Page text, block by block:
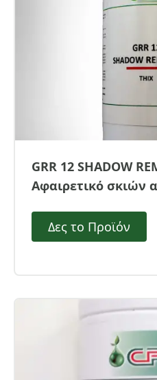
GRR 12 SHADOW
Αφαιρετικό σκιών
Δες το Προϊόν